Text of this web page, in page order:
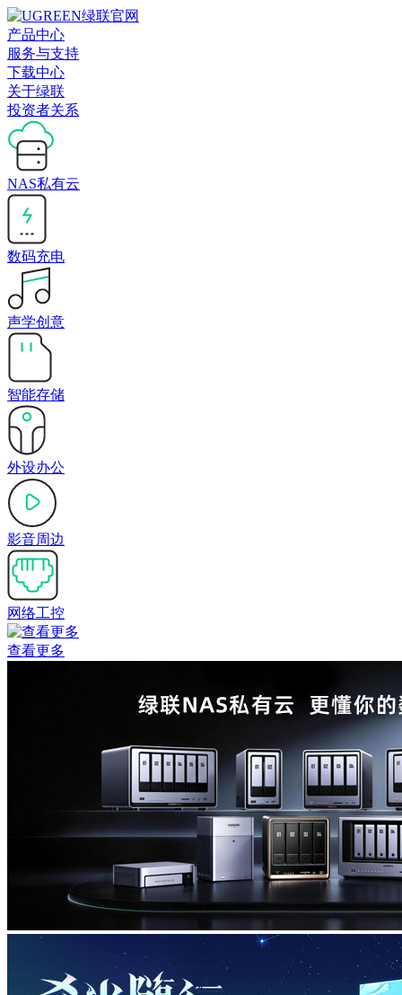
产品中心
服务与支持
下载中心
关于绿联
投资者关系
NAS私有云
数码充电
声学创意
智能存储
外设办公
影音周边
网络工控
查看更多